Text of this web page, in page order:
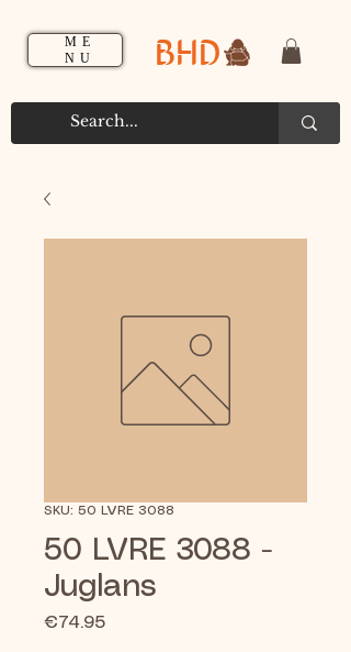
ME
NU
BHD
SKU: 50 LVRE 3088
50 LVRE 3088 -
Juglans
€74.95Price